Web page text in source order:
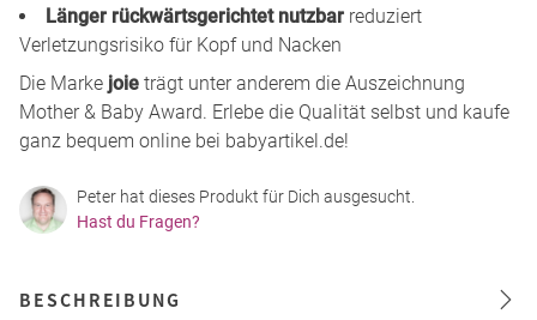
Länger rückwärtsgerichtet nutzbar reduziert
Verletzungsrisiko für Kopf und Nacken
Die Marke joie trägt unter anderem die Auszeichnung
Mother & Baby Award. Erlebe die Qualität selbst und kaufe
ganz bequem online bei babyartikel.de!
Peter hat dieses Produkt für Dich ausgesucht.
Hast du Fragen?
BESCHREIBUNG